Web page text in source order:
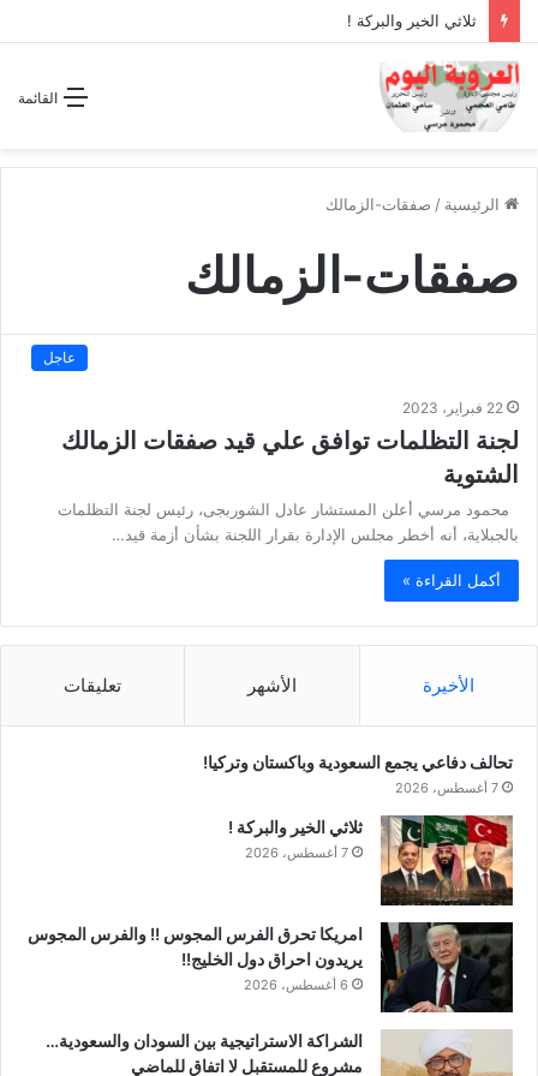
ثلاثي الخير والبركة !
القائمة
الرئيسية / صفقات-الزمالك
صفقات-الزمالك
عاجل
22 فبراير، 2023
لجنة التظلمات توافق علي قيد صفقات الزمالك
الشتوية
محمود مرسي أعلن المستشار عادل الشوربجى، رئيس لجنة التظلمات
بالجبلاية، أنه أخطر مجلس الإدارة بقرار اللجنة بشأن أزمة قيد…
أكمل القراءة »
الأخيرة الأشهر تعليقات
تحالف دفاعي يجمع السعودية وباكستان وتركيا!
7 أغسطس، 2026
ثلاثي الخير والبركة !
7 أغسطس، 2026
امريكا تحرق الفرس المجوس !! والفرس المجوس
يريدون احراق دول الخليج!!
6 أغسطس، 2026
الشراكة الاستراتيجية بين السودان والسعودية…
مشروع للمستقبل لا اتفاق للماضي